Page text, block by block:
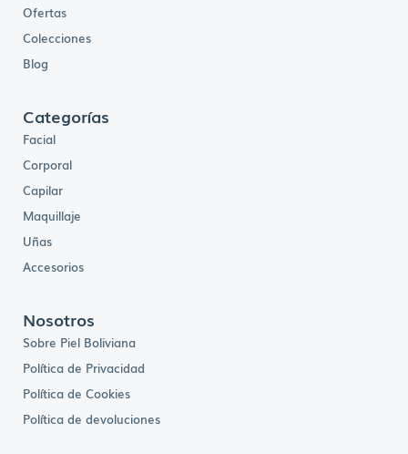
Ofertas
Colecciones
Blog
Categorías
Facial
Corporal
Capilar
Maquillaje
Uñas
Accesorios
Nosotros
Sobre Piel Boliviana
Política de Privacidad
Política de Cookies
Política de devoluciones